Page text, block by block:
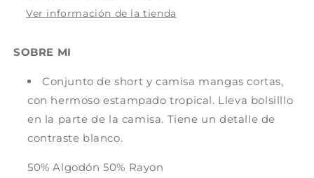
Ver información de la tienda
SOBRE MI
Conjunto de short y camisa mangas cortas,
con hermoso estampado tropical. Lleva bolsilllo
en la parte de la camisa. Tiene un detalle de
contraste blanco.
50% Algodón 50% Rayon